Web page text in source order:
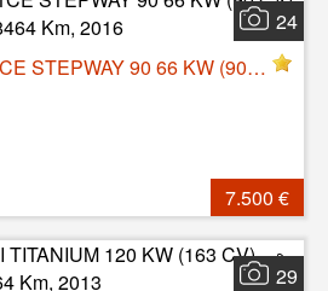
24
Dacia Sandero 0.9 TCE STEPWAY 90 66 KW (90 CV), Gasolina, Manual, 208464 Km, 2016
7.500 €
29